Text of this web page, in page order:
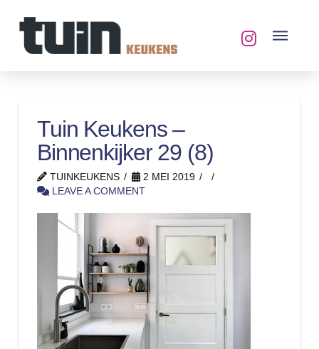
Tuin Keukens –
Binnenkijker 29 (8)
TUINKEUKENS
2 MEI 2019
LEAVE A COMMENT